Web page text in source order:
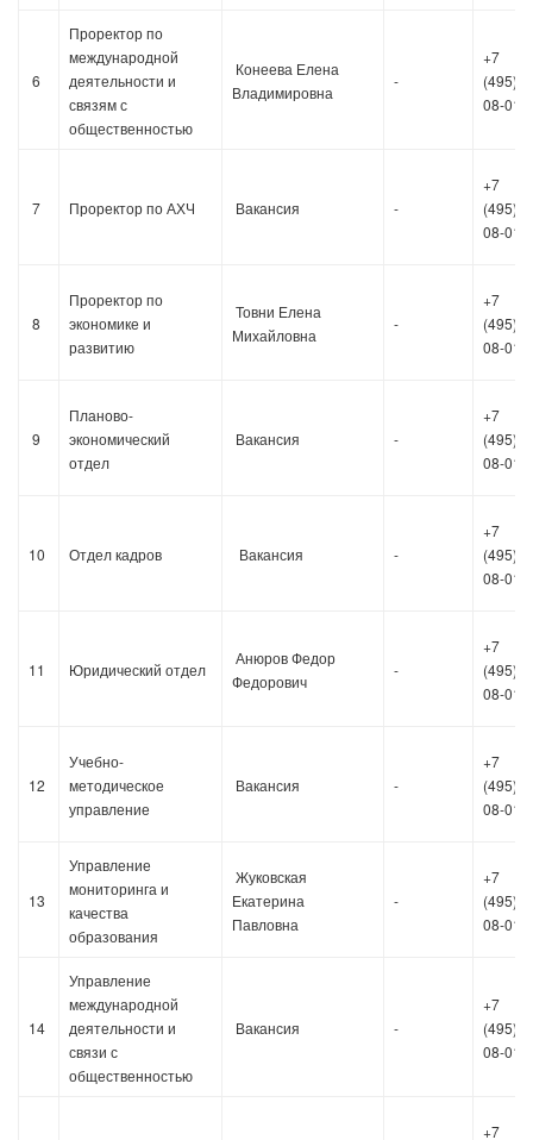
6
Проректор по
международной
деятельности и
связям с
общественностью
Конеева Елена
Владимировна
-
+7
08-01
7 Проректор по АХЧ Вакансия -
+7
08-01
8
Проректор по
экономике и
развитию
Товни Елена
Михайловна
-
+7
08-01
9
Планово-
экономический
отдел
Вакансия -
+7
08-01
10 Отдел кадров Вакансия -
+7
08-01
11 Юридический отдел
Анюров Федор
Федорович
-
+7
08-01
12
Учебно-
методическое
управление
Вакансия -
+7
08-01
13
Управление
мониторинга и
качества
образования
Жуковская
Екатерина
Павловна
-
+7
08-01
14
Управление
международной
деятельности и
связи с
общественностью
Вакансия -
+7
08-01
+7